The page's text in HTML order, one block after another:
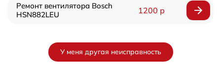
Ремонт вентилятора Bosch
HSN882LEU
1200 р
У меня другая неисправность